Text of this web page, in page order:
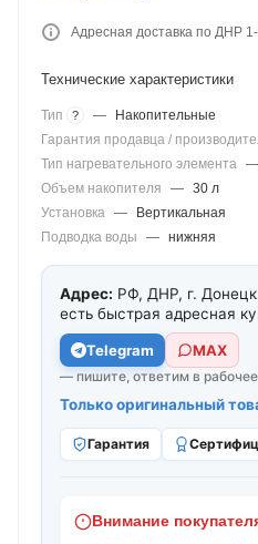
Адресная доставка по ДНР
Технические характеристики
Тип ? —
Накопительные
Гарантия продавца /
Тип нагревательного элемента —
Объем накопителя
— 30 л
Установка —
Вертикальная
Подводка воды
— нижняя
Адрес: РФ, ДНР, г.
есть быстрая адресная
Telegram МАХ
— пишите, ответим в
Только оригинальный
Гарантия
Внимание